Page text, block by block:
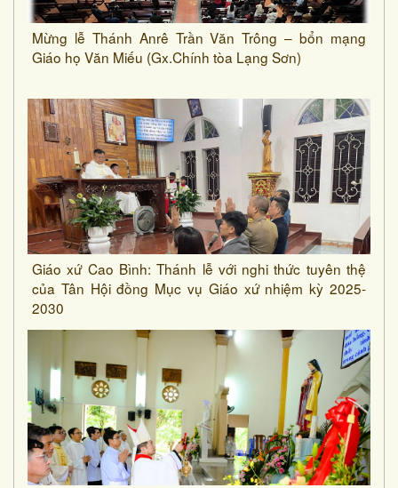
Mừng lễ Thánh Anrê Trần Văn Trông – bổn mạng
Giáo họ Văn Miếu (Gx.Chính tòa Lạng Sơn)
Giáo xứ Cao Bình: Thánh lễ với nghi thức tuyên thệ
của Tân Hội đồng Mục vụ Giáo xứ nhiệm kỳ 2025-
2030